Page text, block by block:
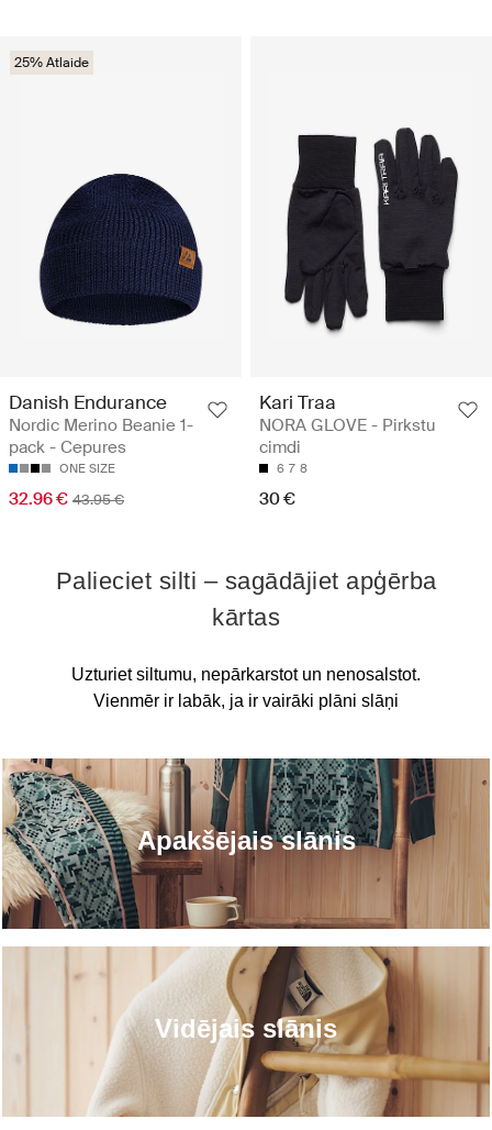
25% Atlaide
Danish Endurance
Nordic Merino Beanie 1-
pack - Cepures
ONE SIZE
32.96 € 43.95 €
Kari Traa
NORA GLOVE - Pirkstu
cimdi
6 7 8
30 €
Apakšējais slānis
Vidējais slānis
Palieciet silti – sagādājiet apģērba
kārtas
Uzturiet siltumu, nepārkarstot un nenosalstot.
Vienmēr ir labāk, ja ir vairāki plāni slāņi